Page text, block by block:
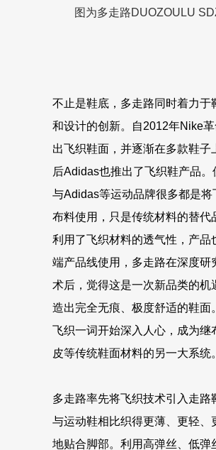
图为多走路DUOZOULU
不止是鞋底，多走路同时着力于
和设计的创新。自2012年Nike
出飞织鞋面，并逐渐在多款鞋子
后Adidas也推出了飞织鞋产品。
与Adidas等运动品牌很多都是将
布料使用，只是传统材料的替代
利用了飞织材料的透气性，产品
端产品线使用，多走路在深度研
术后，觉得这是一次新品类的机
造出完全无痕、极度舒适的鞋面
飞织一词开始深入人心，成为继
皮等传统鞋面材料的另一大系统。
多走路率先将飞织技术引入走路
与运动鞋相比织得更薄、更轻、
地贴合脚部。利用高弹丝、低弹